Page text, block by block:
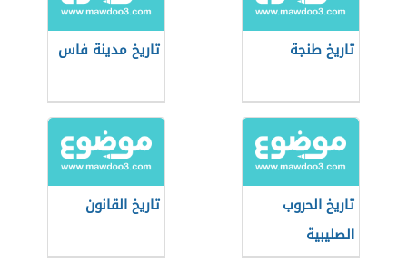
تاريخ طنجة تاريخ مدينة فاس
تاريخ الحروب
الصليبية
تاريخ القانون